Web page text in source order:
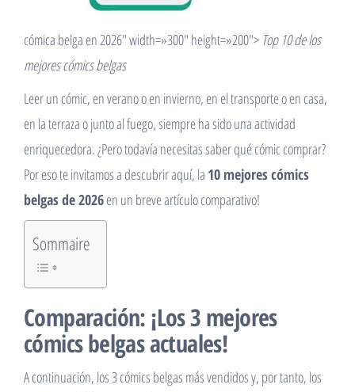
cómica belga en 2026″ width=»300″ height=»200″> Top 10 de los
mejores cómics belgas
Leer un cómic, en verano o en invierno, en el transporte o en casa,
en la terraza o junto al fuego, siempre ha sido una actividad
enriquecedora. ¿Pero todavía necesitas saber qué cómic comprar?
Por eso te invitamos a descubrir aquí, la 10 mejores cómics
belgas de 2026en un breve artículo comparativo!
Sommaire
Comparación: ¡Los 3 mejores
cómics belgas actuales!
A continuación, los 3 cómics belgas más vendidos y, por tanto, los